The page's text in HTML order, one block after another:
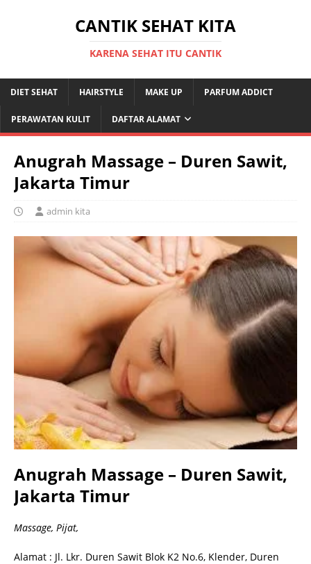
CANTIK SEHAT KITA
KARENA SEHAT ITU CANTIK
DIET SEHAT HAIRSTYLE MAKE UP PARFUM ADDICT
PERAWATAN KULIT DAFTAR ALAMAT
Anugrah Massage – Duren Sawit,
Jakarta Timur
admin kita
Anugrah Massage – Duren Sawit,
Jakarta Timur
Massage, Pijat,
Alamat : Jl. Lkr. Duren Sawit Blok K2 No.6, Klender, Duren